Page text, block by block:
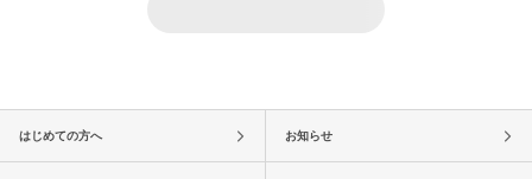
はじめての方へ お知らせ